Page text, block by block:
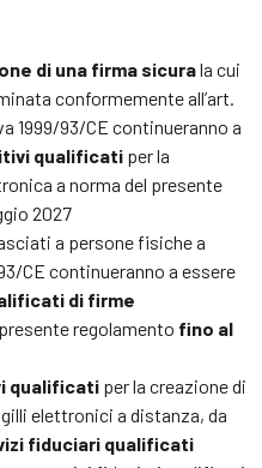
di una firma sicurala cui
conformemente all’art.
1999/93/CE continueranno a
qualificati per la
a norma del presente
2027
a persone fisiche a
CE continueranno a essere
di firme
regolamento fino al
qualificati per la creazione di
elettronici a distanza, da
fiduciari qualificati